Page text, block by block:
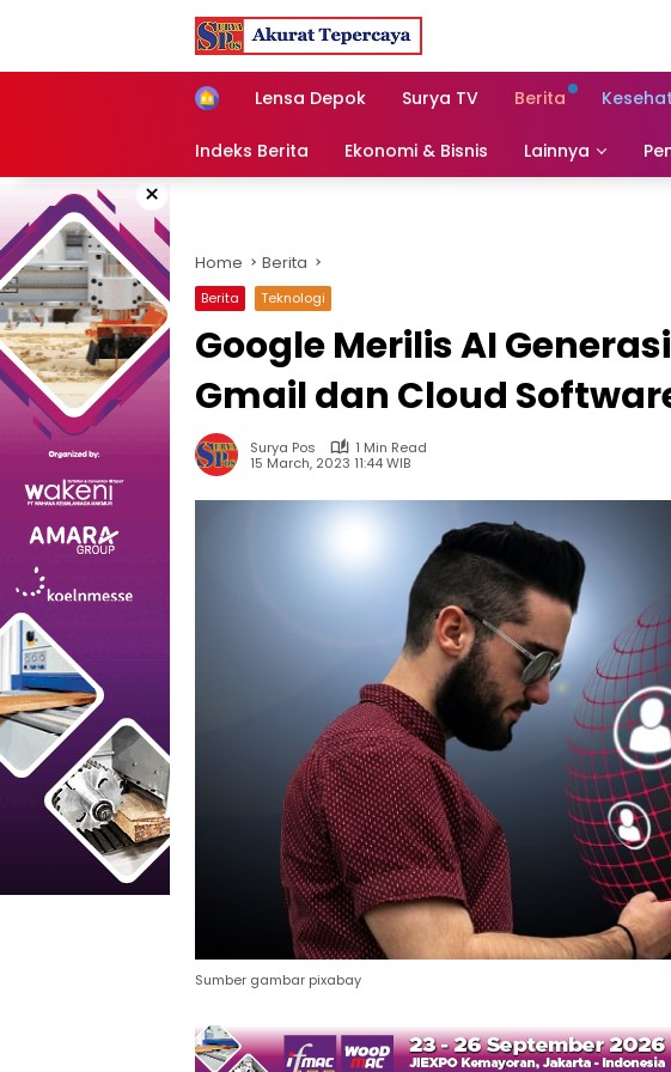
HomeLensa Depok Surya TV Berita
Indeks Berita Ekonomi & Bisnis Lainnya
×
Home Berita
Berita Teknologi
Google Merilis AI
Gmail dan Cloud
Surya Pos
1 Min Read
15 March, 2023 11:44 WIB
Sumber gambar pixabay